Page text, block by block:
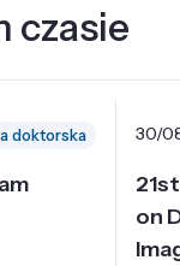
czasie
doktorska 30/
on